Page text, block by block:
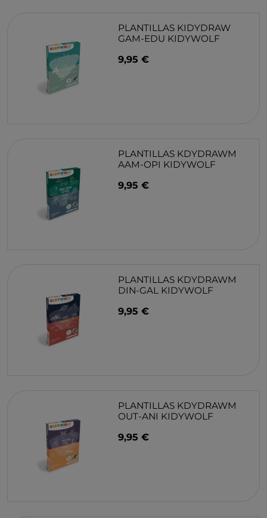
PLANTILLAS KIDYDRAW
GAM-EDU KIDYWOLF
9,95 €
PLANTILLAS KDYDRAWM
AAM-OPI KIDYWOLF
9,95 €
PLANTILLAS KDYDRAWM
DIN-GAL KIDYWOLF
9,95 €
PLANTILLAS KDYDRAWM
OUT-ANI KIDYWOLF
9,95 €